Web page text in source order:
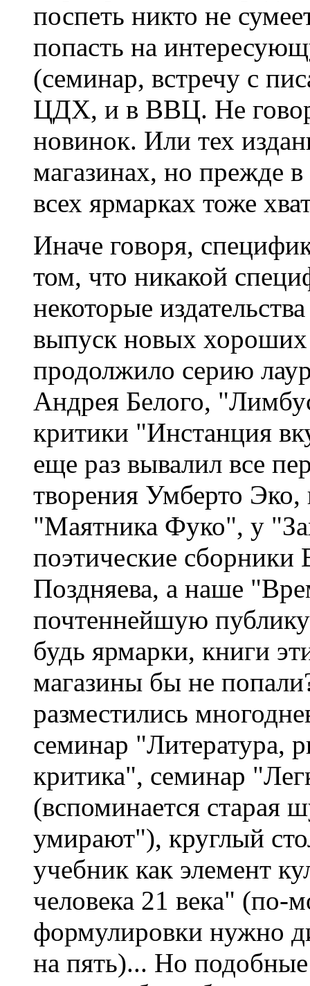
поспеть никто не
попасть на
(семинар, встречу с
ЦДХ, и в ВВЦ. Не
новинок. Или тех
магазинах, но прежде
всех ярмарках тоже
Иначе говоря,
том, что никакой
некоторые
выпуск новых
продолжило серию
Андрея Белого,
критики "Инстанция
еще раз вывалил все
творения Умберто
"Маятника Фуко", у
поэтические
Поздняева, а наше
почтеннейшую
будь ярмарки, книги
магазины бы не
разместились
семинар "Литература,
критика", семинар
(вспоминается старая
умирают"), круглый
учебник как элемент
человека 21 века" (по-
формулировки нужно
на пять)... Но